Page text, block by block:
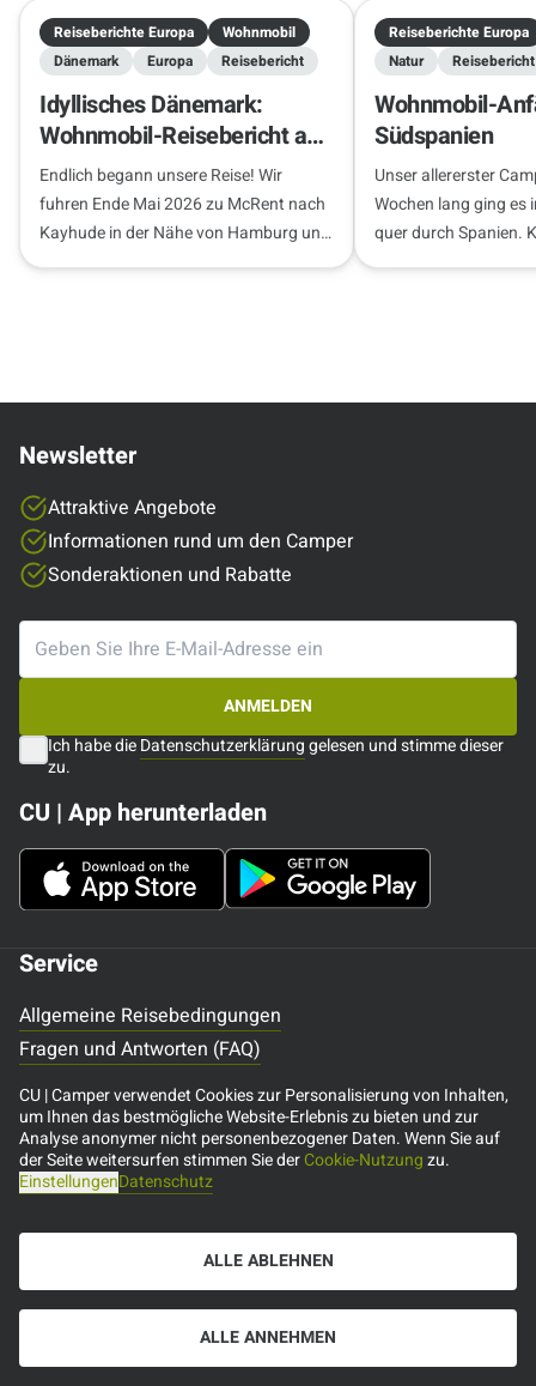
Reiseberichte Europa
Wohnmobil
Dänemark
Europa Reisebericht
Idyllisches Dänemark:
Wohnmobil-Reisebericht ab
Hamburg
Endlich begann unsere Reise! Wir
fuhren Ende Mai 2026 zu McRent nach
Kayhude in der Nähe von Hamburg und
übernahmen pünktlich unseren
Reiseberichte Europa
Natur
Reisebericht
Wohnmobil-
Südspanien
Unser allererster
Wochen lang ging es
quer durch Spanien.
unseren Roadtrip!
Service
Allgemeine Reisebedingungen
Fragen und Antworten (FAQ)
Treueprogramm
Reiseberichte
Kundenbewertungen
Stellenangebote
Erklärung zur Barrierefreiheit
Ausgezeichneter Service
Newsletter
Attraktive Angebote
Informationen rund um den Camper
Sonderaktionen und Rabatte
ANMELDEN
Ich habe dieDatenschutzerklärunggelesen und stimme dieser
zu.
CU | App herunterladen
CU | Camper verwendet Cookies zur Personalisierung von Inhalten,
um Ihnen das bestmögliche Website-Erlebnis zu bieten und zur
Analyse anonymer nicht personenbezogener Daten. Wenn Sie auf
der Seite weitersurfen stimmen Sie derCookie-Nutzungzu.
EinstellungenDatenschutz
ALLE ABLEHNEN
ALLE ANNEHMEN